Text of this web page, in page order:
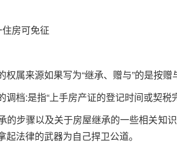
房可免征
属来源如果写为“继承、赠与”的是按赠
调档:是指“上手房产证的登记时间或契税
的步骤以及关于房屋继承的一些相关知
法律的武器为自己捍卫公道。